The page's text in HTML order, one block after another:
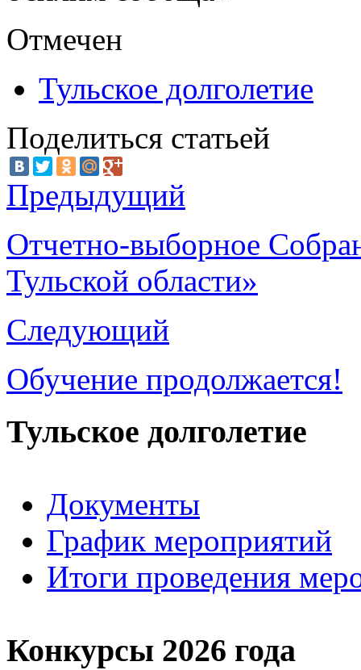
Отмечен
Тульское долголетие
Поделиться статьей
Предыдущий
Отчетно-выборное
Тульской области»
Следующий
Обучение продолжается!
Тульское долголетие
Документы
График мероприятий
Итоги проведения
Конкурсы 2026 года